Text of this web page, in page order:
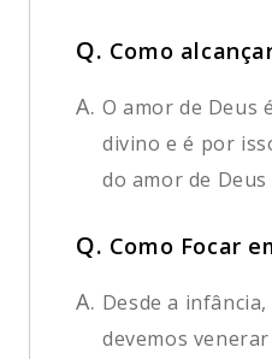
Q. Como
A. O amor de Deus
divino e é por
do amor de Deus
Q. Como Focar
A. Desde a
devemos